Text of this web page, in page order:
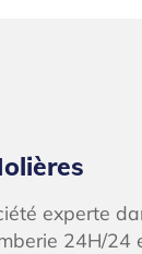
experte
24H/